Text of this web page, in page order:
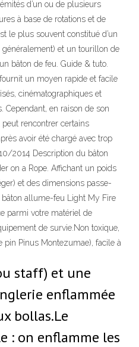
d’un ou de plusieurs
à base de rotations et de
le plus souvent constitué d’un
et un tourillon de
bâton de feu. Guide & tuto.
un moyen rapide et facile
cinématographiques et
en raison de son
rencontrer certains
avoir été chargé avec trop
2014 Description du bâton
on a Rope. Affichant un poids
et des dimensions passe-
allume-feu Light My Fire
parmi votre matériel de
de survie.Non toxique,
pin Pinus Montezumae), facile à
staff) et une
enflammée
bollas.Le
: on enflamme les